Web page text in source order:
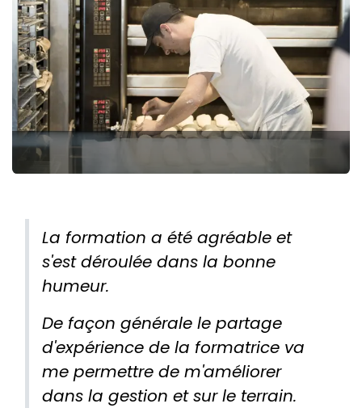
La formation a été agréable et
s'est déroulée dans la bonne
humeur.
De façon générale le partage
d'expérience de la formatrice va
me permettre de m'améliorer
dans la gestion et sur le terrain.